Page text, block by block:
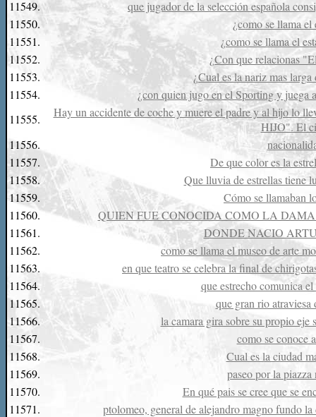
11549.
que jugador de la selección española
11550.
¿como se llama
11551.
¿como se llama el
11552.
¿Con que relacionas
11553.
¿Cual es la nariz mas
11554.
¿con quien jugo en el Sporting y juega
11555.
Hay un accidente de coche y muere el padre y al hijo lo
HIJO". El
11556.
11557.
De que color es la
11558.
Que lluvia de estrellas tiene
11559.
Cómo se llamaban
11560.
QUIEN FUE CONOCIDA COMO LA
11561.
DONDE NACIO
11562.
como se llama el museo de arte
11563.
en que teatro se celebra la final de
11564.
que estrecho comunica
11565.
que gran rio atraviesa
11566.
la camara gira sobre su propio eje
11567.
como se conoce
11568.
Cual es la ciudad
11569.
paseo por la piazza
11570.
En qué pais se cree que se
11571.
ptolomeo, general de alejandro magno fundo